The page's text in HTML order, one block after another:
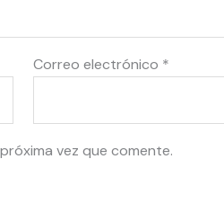
Correo electrónico *
vez que comente.